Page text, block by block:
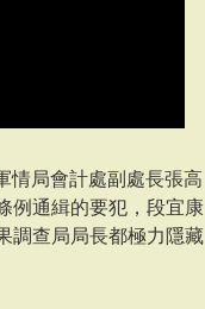
情局會計處副處長張高
例通緝的要犯，段宜康
調查局局長都極力隱藏